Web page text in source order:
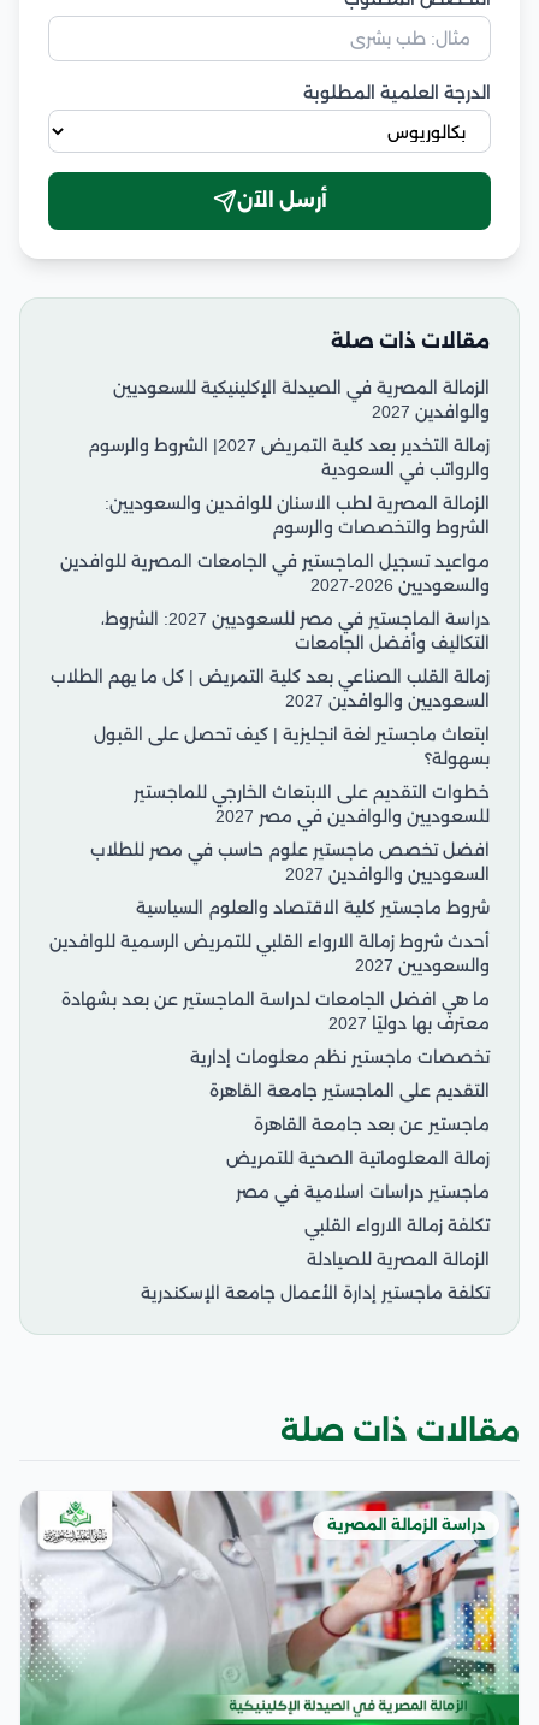
الدرجة العلمية المطلوبة
أرسل الآن
مقالات ذات صلة
الزمالة المصرية في الصيدلة الإكلينيكية للسعوديين
والوافدين 2027
زمالة التخدير بعد كلية التمريض 2027| الشروط والرسوم
والرواتب في السعودية
الزمالة المصرية لطب الاسنان للوافدين والسعوديين:
الشروط والتخصصات والرسوم
مواعيد تسجيل الماجستير في الجامعات المصرية للوافدين
والسعوديين 2026-2027
دراسة الماجستير في مصر للسعوديين 2027: الشروط،
التكاليف وأفضل الجامعات
زمالة القلب الصناعي بعد كلية التمريض | كل ما يهم الطلاب
السعوديين والوافدين 2027
ابتعاث ماجستير لغة انجليزية | كيف تحصل على القبول
بسهولة؟
خطوات التقديم على الابتعاث الخارجي للماجستير
للسعوديين والوافدين في مصر 2027
افضل تخصص ماجستير علوم حاسب في مصر للطلاب
السعوديين والوافدين 2027
شروط ماجستير كلية الاقتصاد والعلوم السياسية
أحدث شروط زمالة الارواء القلبي للتمريض الرسمية للوافدين
والسعوديين 2027
ما هي افضل الجامعات لدراسة الماجستير عن بعد بشهادة
معترف بها دوليًا 2027
تخصصات ماجستير نظم معلومات إدارية
التقديم على الماجستير جامعة القاهرة
ماجستير عن بعد جامعة القاهرة
زمالة المعلوماتية الصحية للتمريض
ماجستير دراسات اسلامية في مصر
تكلفة زمالة الارواء القلبي
الزمالة المصرية للصيادلة
تكلفة ماجستير إدارة الأعمال جامعة الإسكندرية
مقالات ذات صلة
دراسة الزمالة المصرية